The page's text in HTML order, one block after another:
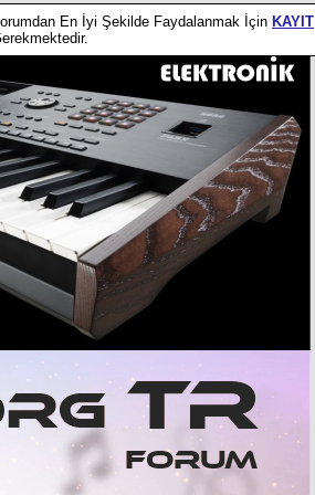
En İyi Şekilde Faydalanmak İçin KAYIT